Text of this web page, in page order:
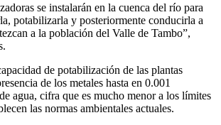
se instalarán en la cuenca del río para
potabilizarla y posteriormente conducirla a
a la población del Valle de Tambo”,
de potabilización de las plantas
de los metales hasta en 0.001
agua, cifra que es mucho menor a los límites
las normas ambientales actuales.